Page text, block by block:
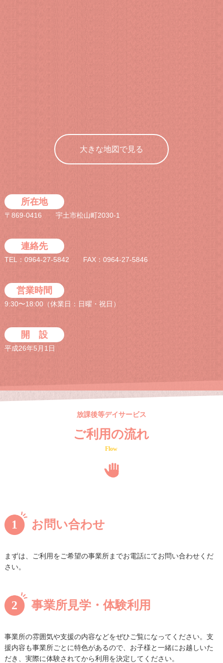
大きな地図で見る
所在地
〒869-0416 宇土市松山町2030-1
連絡先
TEL：0964-27-5842 FAX：0964-27-5846
営業時間
9:30〜18:00（休業日：日曜・祝日）
開 設
平成26年5月1日
放課後等デイサービス
ご利用の流れ
Flow
1お問い合わせ
まずは、ご利用をご希望の事業所までお電話にてお問い合わせくだ
さい。
2事業所見学・体験利用
事業所の雰囲気や支援の内容などをぜひご覧になってください。支
援内容も事業所ごとに特色があるので、お子様と一緒にお越しいた
だき、実際に体験されてから利用を決定してください。